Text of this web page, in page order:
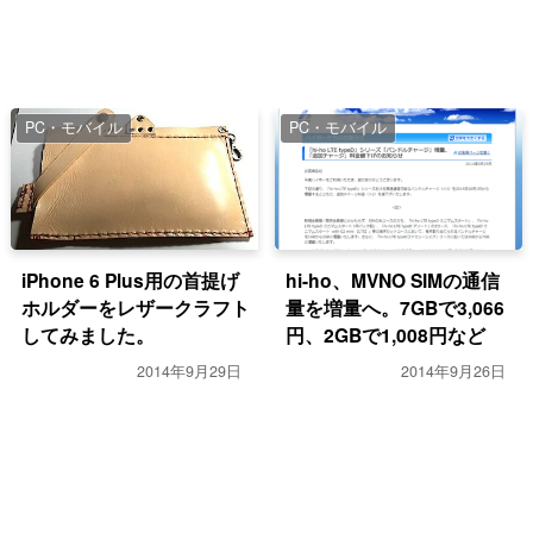
PC・モバイル
iPhone 6 Plus用の首提げ
ホルダーをレザークラフト
してみました。
2014年9月29日
PC・モバイル
hi-ho、MVNO SIMの通信
量を増量へ。7GBで3,066
円、2GBで1,008円など
2014年9月26日